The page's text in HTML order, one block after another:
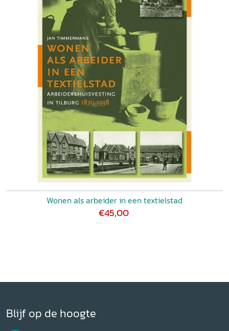
Wonen als arbeider in een textielstad
€45,00
Blijf op de hoogte